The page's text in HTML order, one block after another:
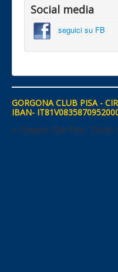
Social media
seguici su FB
GORGONA CLUB PISA -
IBAN-
© Gorgona Club Pisa - Circolo